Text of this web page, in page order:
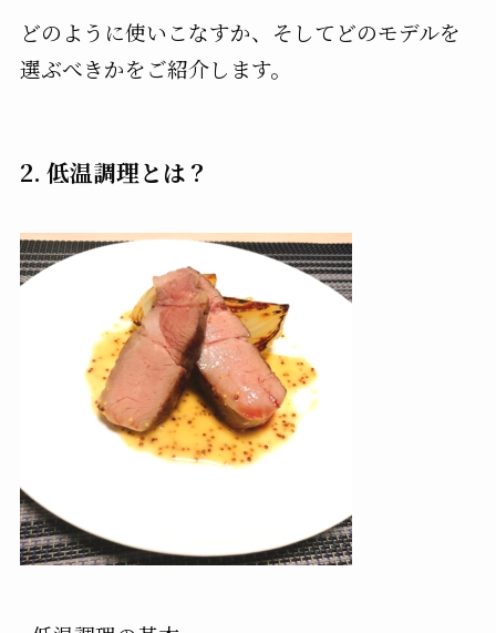
どのように使いこなすか、そしてどのモデルを
選ぶべきかをご紹介します。
2. 低温調理とは？